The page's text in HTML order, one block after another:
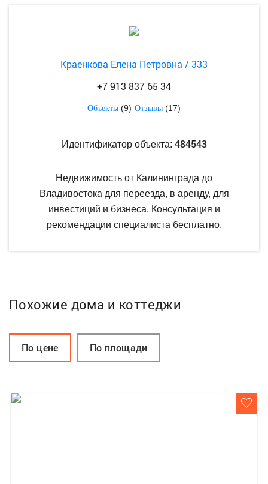
Краенкова Елена Петровна / 333
+7 913 837 65 34
Объекты (9) Отзывы (17)
Идентификатор объекта: 484543
Недвижимость от Калининграда до
Владивостока для переезда, в аренду, для
инвестиций и бизнеса. Консультация и
рекомендации специалиста бесплатно.
Похожие дома и коттеджи
По цене По площади